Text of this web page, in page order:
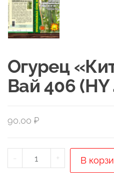
Огурец
Вай 406 (HY
90,00 ₽
-
Количество
товара
+ В